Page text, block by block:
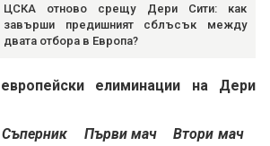
ЦСКА отново срещу Дери Сити: как
завърши предишният сблъсък между
двата отбора в Европа?
елиминации на Дери
Първи мач Втори мач